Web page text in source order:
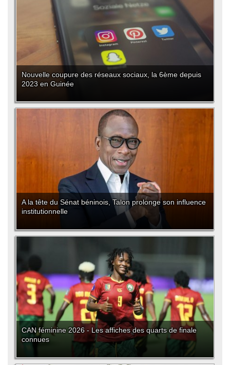
Nouvelle coupure des réseaux sociaux, la 6ème depuis
2023 en Guinée
A la tête du Sénat béninois, Talon prolonge son influence
institutionnelle
CAN féminine 2026 - Les affiches des quarts de finale
connues